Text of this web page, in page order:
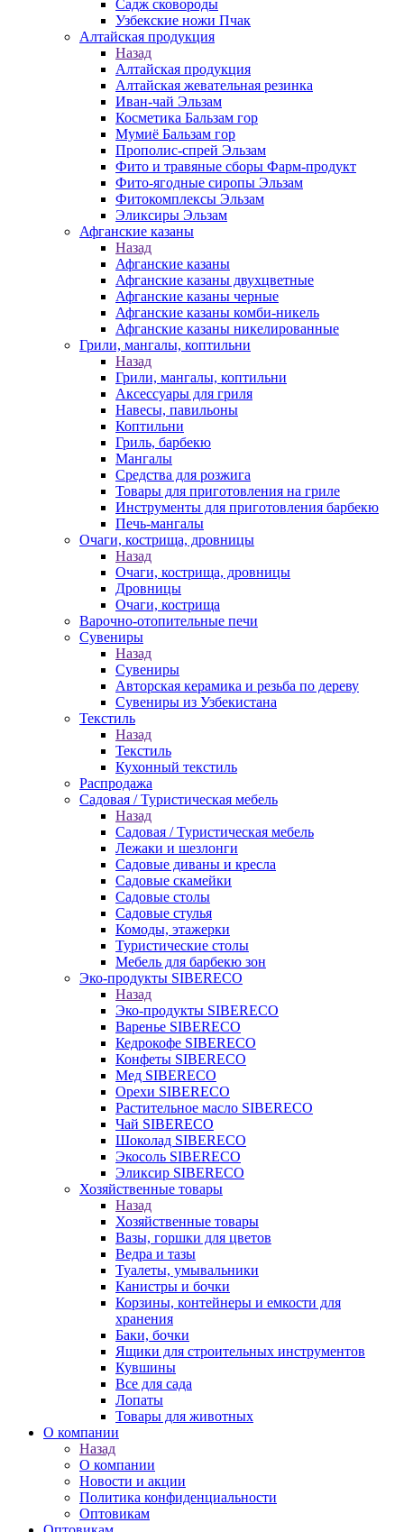
Садж сковороды
Узбекские ножи Пчак
Алтайская продукция
Назад
Алтайская продукция
Алтайская жевательная резинка
Иван-чай Эльзам
Косметика Бальзам гор
Мумиё Бальзам гор
Прополис-спрей Эльзам
Фито и травяные сборы Фарм-продукт
Фито-ягодные сиропы Эльзам
Фитокомплексы Эльзам
Эликсиры Эльзам
Афганские казаны
Назад
Афганские казаны
Афганские казаны двухцветные
Афганские казаны черные
Афганские казаны комби-никель
Афганские казаны никелированные
Грили, мангалы, коптильни
Назад
Грили, мангалы, коптильни
Аксессуары для гриля
Навесы, павильоны
Коптильни
Гриль, барбекю
Мангалы
Средства для розжига
Товары для приготовления на гриле
Инструменты для приготовления барбекю
Печь-мангалы
Очаги, кострища, дровницы
Назад
Очаги, кострища, дровницы
Дровницы
Очаги, кострища
Варочно-отопительные печи
Сувениры
Назад
Сувениры
Авторская керамика и резьба по дереву
Сувениры из Узбекистана
Текстиль
Назад
Текстиль
Кухонный текстиль
Распродажа
Садовая / Туристическая мебель
Назад
Садовая / Туристическая мебель
Лежаки и шезлонги
Садовые диваны и кресла
Садовые скамейки
Садовые столы
Садовые стулья
Комоды, этажерки
Туристические столы
Мебель для барбекю зон
Эко-продукты SIBERECO
Назад
Эко-продукты SIBERECO
Варенье SIBERECO
Кедрокофе SIBERECO
Конфеты SIBERECO
Мед SIBERECO
Орехи SIBERECO
Растительное масло SIBERECO
Чай SIBERECO
Шоколад SIBERECO
Экосоль SIBERECO
Эликсир SIBERECO
Хозяйственные товары
Назад
Хозяйственные товары
Вазы, горшки для цветов
Ведра и тазы
Туалеты, умывальники
Канистры и бочки
Корзины, контейнеры и емкости для
хранения
Баки, бочки
Ящики для строительных инструментов
Кувшины
Все для сада
Лопаты
Товары для животных
О компании
Назад
О компании
Новости и акции
Политика конфиденциальности
Оптовикам